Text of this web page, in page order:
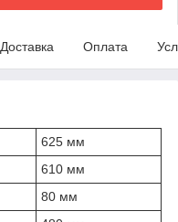
Доставка Оплата
625 мм
610 мм
80 мм